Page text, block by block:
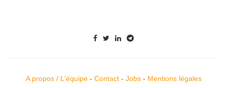
A propos / L'équipe- Contact- Jobs- Mentions légales